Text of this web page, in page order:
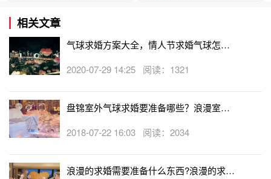
相关文章
气球求婚方案大全，情人节求婚气球怎么
2020-07-29 14:25 阅读：1321
盘锦室外气球求婚要准备哪些？浪漫室外
2018-07-22 16:03 阅读：2034
浪漫的求婚需要准备什么东西?浪漫的求婚